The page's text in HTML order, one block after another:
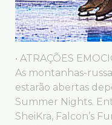
• ATRAÇÕES
As montanhas-
estarão abertas
Summer Nights.
SheiKra, Falcon’s